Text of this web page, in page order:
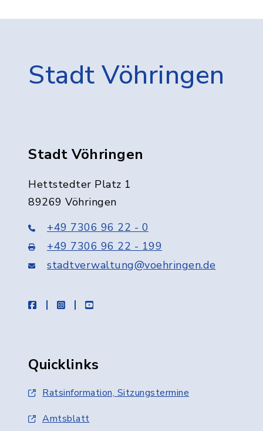
Stadt Vöhringen
Stadt Vöhringen
Hettstedter Platz 1
89269 Vöhringen
+49 7306 96 22 - 0
+49 7306 96 22 - 199
stadtverwaltung@voehringen.de
facebookinstagramyoutube
Quicklinks
Ratsinformation, Sitzungstermine
Amtsblatt